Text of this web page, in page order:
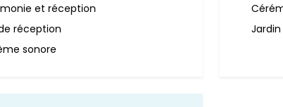
et réception
réception
sonore
Jardin